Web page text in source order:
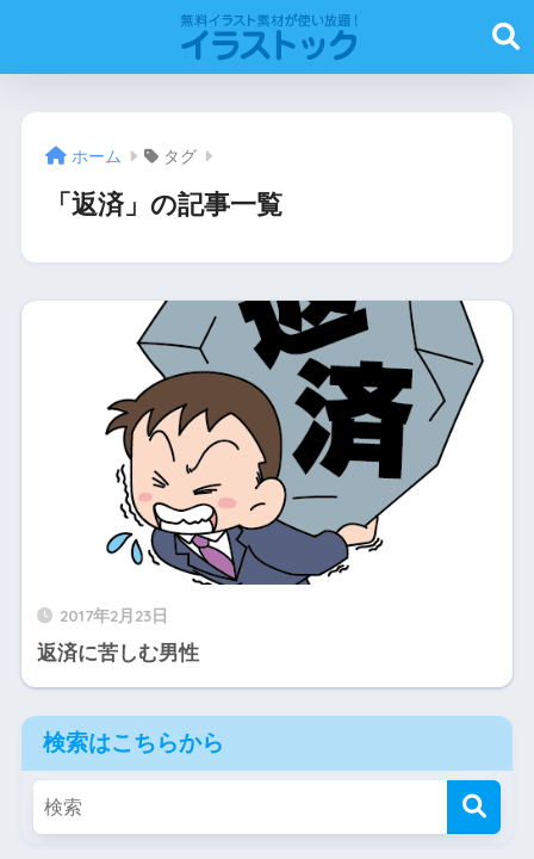
ホーム タグ
「返済」の記事一覧
2017年2月23日
返済に苦しむ男性
検索はこちらから